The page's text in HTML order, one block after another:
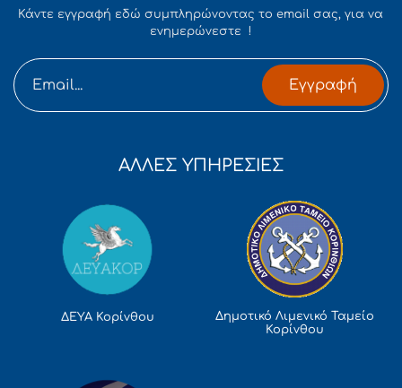
Κάντε εγγραφή εδώ συμπληρώνοντας το email σας, για να
ενημερώνεστε !
Εγγραφή
ΑΛΛΕΣ ΥΠΗΡΕΣΙΕΣ
ΔΕΥΑ Κορίνθου
Δημοτικό Λιμενικό Ταμείο
Κορίνθου